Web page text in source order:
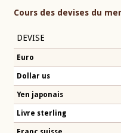
Cours des devises du
DEVISE
Euro
Dollar us
Yen japonais
Livre sterling